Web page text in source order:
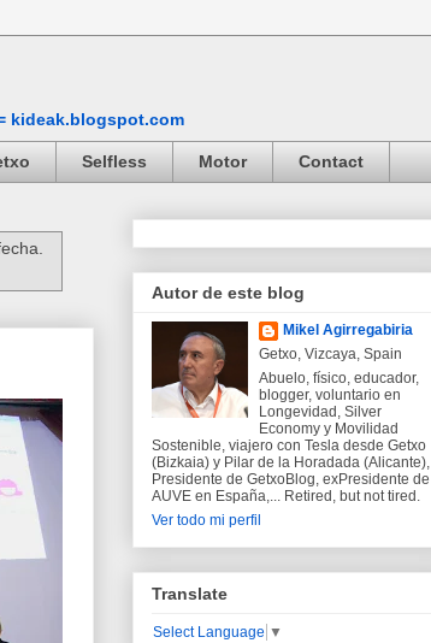
kideak.blogspot.com
Selfless Motor Contact
Autor de este blog
Mikel Agirregabiria
Getxo, Vizcaya, Spain
Abuelo, físico, educador,
blogger, voluntario en
Longevidad, Silver
Economy y Movilidad
Sostenible, viajero con Tesla desde Getxo
(Bizkaia) y Pilar de la Horadada (Alicante),
Presidente de GetxoBlog, exPresidente de
AUVE en España,... Retired, but not tired.
Ver todo mi perfil
Translate
Select Language ▼